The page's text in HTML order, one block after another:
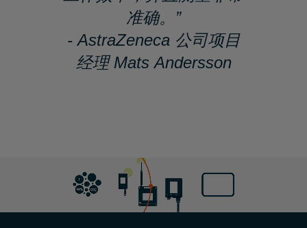
准确。”
- AstraZeneca 公司项目
经理 Mats Andersson